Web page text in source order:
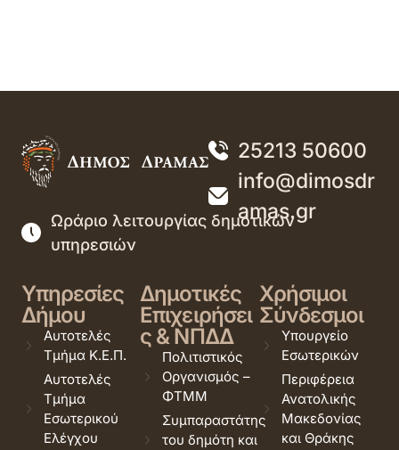
25213 50600
info@dimosdr
amas.gr
Ωράριο λειτουργίας δημοτικών
υπηρεσιών
Υπηρεσίες
Δήμου
Αυτοτελές
Τμήμα Κ.Ε.Π.
Αυτοτελές
Τμήμα
Εσωτερικού
Ελέγχου
Δημοτικές
Επιχειρήσει
ς & ΝΠΔΔ
Πολιτιστικός
Οργανισμός –
ΦΤΜΜ
Συμπαραστάτης
του δημότη και
Χρήσιμοι
Σύνδεσμοι
Υπουργείο
Εσωτερικών
Περιφέρεια
Ανατολικής
Μακεδονίας
και Θράκης